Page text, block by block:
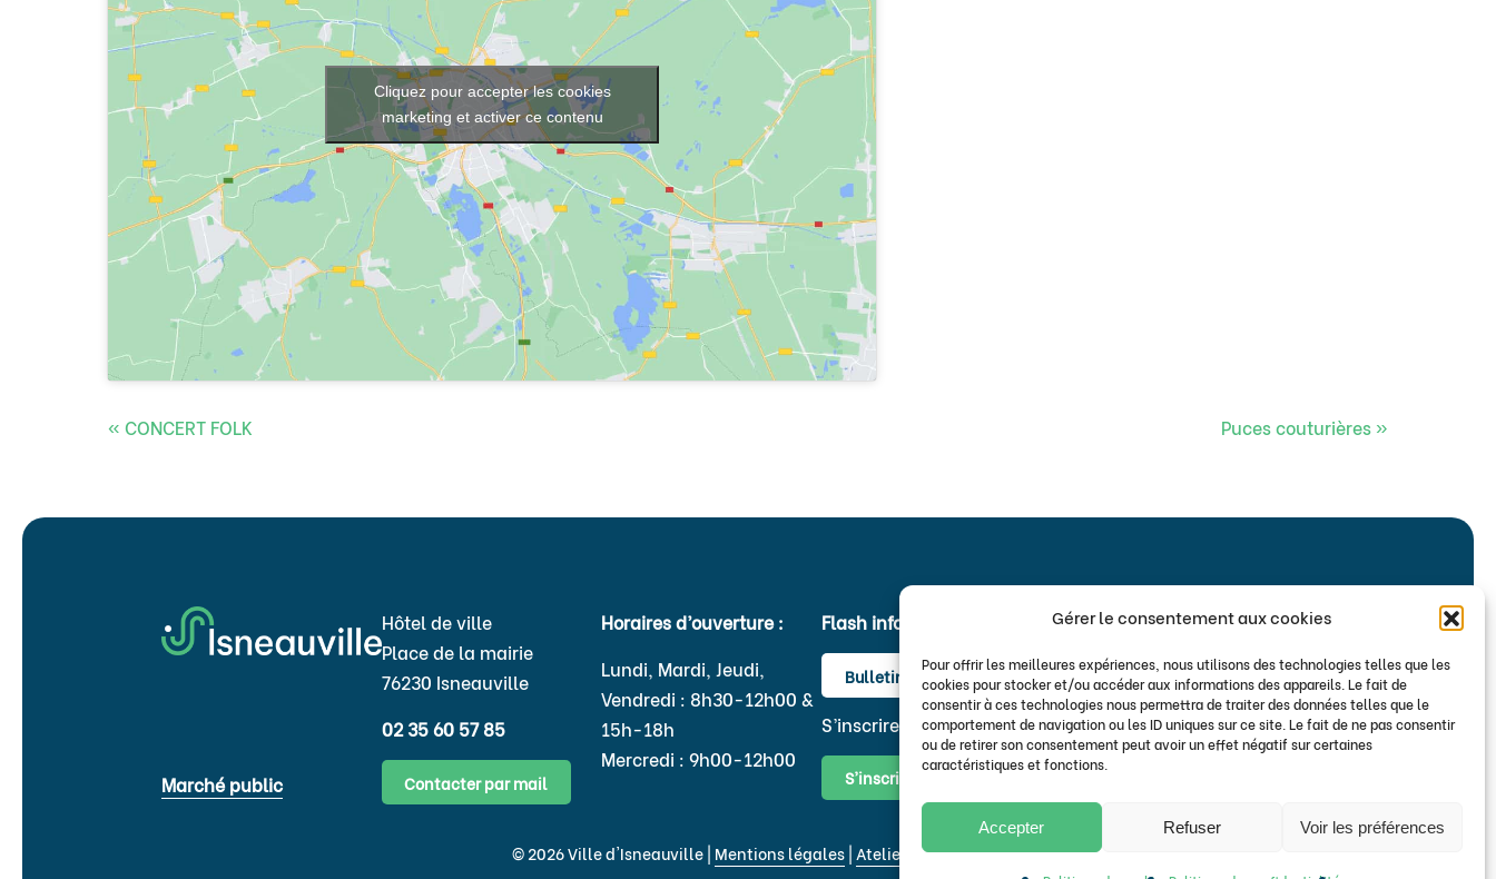
Gérer le consentement aux cookies
Pour offrir les meilleures expériences, nous utilisons des technologies telles que les
cookies pour stocker et/ou accéder aux informations des appareils. Le fait de
consentir à ces technologies nous permettra de traiter des données telles que le
comportement de navigation ou les ID uniques sur ce site. Le fait de ne pas consentir
ou de retirer son consentement peut avoir un effet négatif sur certaines
caractéristiques et fonctions.
Accepter Refuser Voir les préférences
Cliquez pour accepter les cookies
marketing et activer ce contenu
« CONCERT FOLK Puces couturières »
Marché public
Hôtel de ville
Place de la mairie
76230 Isneauville
02 35 60 57 85
Contacter par mail
Horaires d’ouverture :
Lundi, Mardi, Jeudi,
Vendredi : 8h30-12h00 &
15h-18h
Mercredi : 9h00-12h00
Flash infos
Bulletins & newsletters
S’inscrire au flash infos de la Mairie d’Isneauville
S’inscrire
© 2026 Ville d'Isneauville | Mentions légales| Atelier du Design